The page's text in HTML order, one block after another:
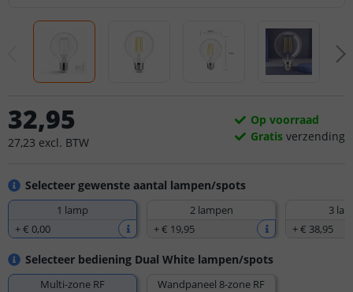
Selecteer gewenste aantal lampen/spots
1 lamp
+€ 0,00
2 lampen
+€ 19,95
3
+€ 38,95
Selecteer bediening Dual White lampen/spots
Multi-zone RF Wandpaneel 8-zone RF
32,95
27,23 excl. BTW
Op voorraad
Gratis verzending